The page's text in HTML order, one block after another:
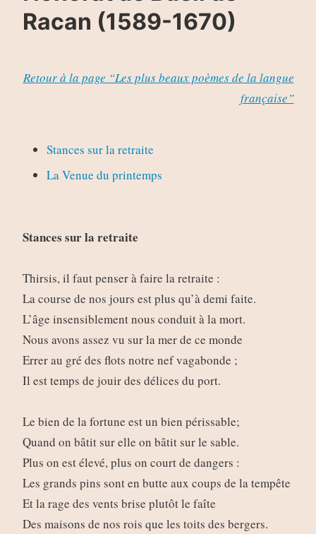
Racan (1589-1670)
Retour à la page “Les plus beaux poèmes de la langue
française”
Stances sur la retraite
La Venue du printemps
Stances sur la retraite
Thirsis, il faut penser à faire la retraite :
La course de nos jours est plus qu’à demi faite.
L’âge insensiblement nous conduit à la mort.
Nous avons assez vu sur la mer de ce monde
Errer au gré des flots notre nef vagabonde ;
Il est temps de jouir des délices du port.
Le bien de la fortune est un bien périssable;
Quand on bâtit sur elle on bâtit sur le sable.
Plus on est élevé, plus on court de dangers :
Les grands pins sont en butte aux coups de la tempête
Et la rage des vents brise plutôt le faîte
Des maisons de nos rois que les toits des bergers.